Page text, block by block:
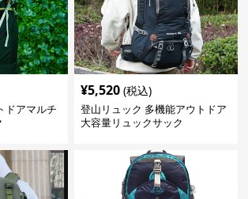
ドアマルチ
¥5,520 (税込)
登山リュック 多機能アウトドア
大容量リュックサック